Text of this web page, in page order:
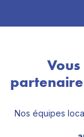
Nos équipes